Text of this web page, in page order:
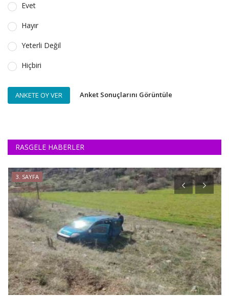
Evet
Hayır
Yeterli Değil
Hiçbiri
ANKETE OY VER Anket Sonuçlarını Görüntüle
RASGELE HABERLER
3. SAYFA